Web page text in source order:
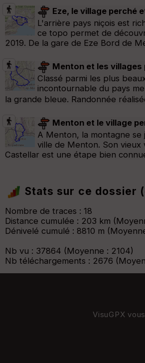
Eze, le village perché
L'arrière pays niçois est
ce topo permet de
2019. De la gare de Eze Bord de
Menton et les villages
Classé parmi les plus
incontournable du pays
la grande bleue. Randonnée
Menton et le village
A Menton, la montagne se
ville de Menton. Son vieux
Castellar est une étape bien
Stats sur ce dossier
Nombre de traces : 18
Distance cumulée : 203 km
Dénivelé cumulé : 8810 m
Nb vu : 37864 (Moyenne : 2104)
Nb téléchargements : 2676
VisuGPX